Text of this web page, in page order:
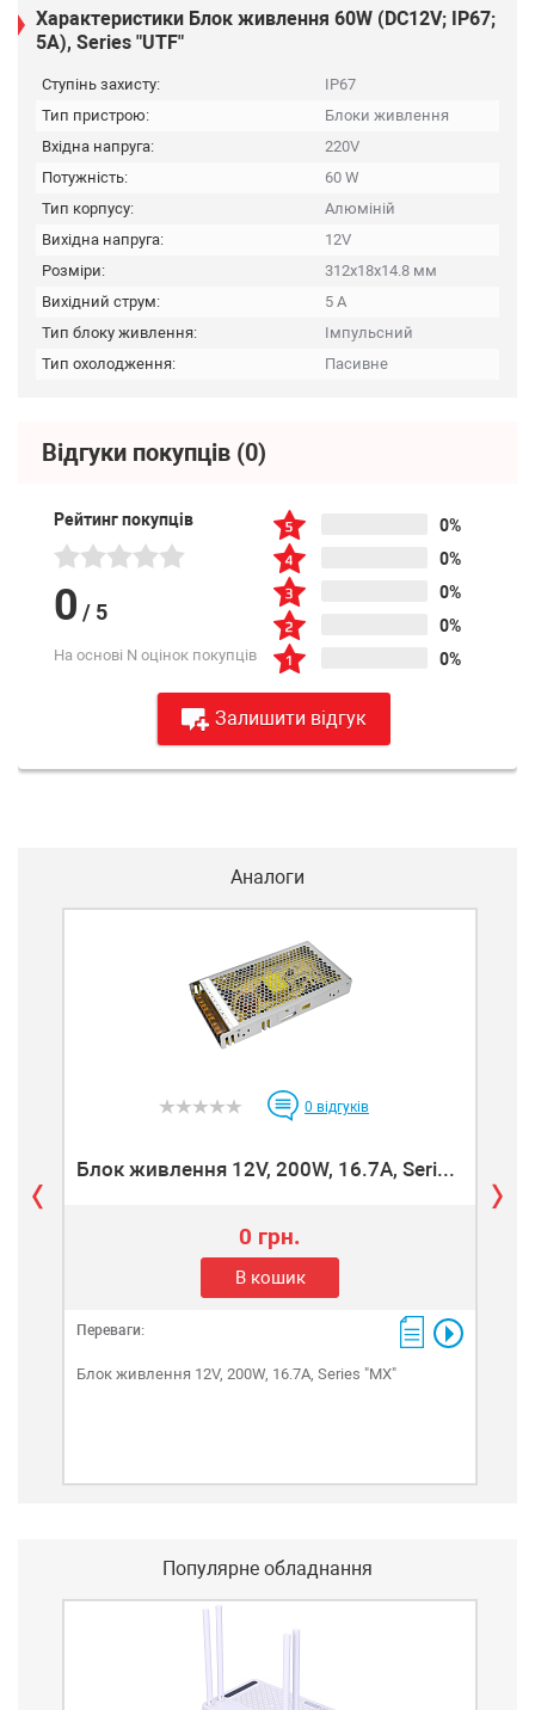
Характеристики Блок живлення 60W (DC12V; IP67;
5А), Series "UTF"
Ступінь захисту:
IP67
Тип пристрою:
Блоки живлення
Вхідна напруга:
220V
Потужність:
60 W
Тип корпусу:
Алюміній
Вихідна напруга:
12V
Розміри:
312x18x14.8 мм
Вихідний струм:
5 А
Тип блоку живлення:
Імпульсний
Тип охолодження:
Пасивне
Відгуки покупців (0)
Рейтинг покупців
0 / 5
На основі N оцінок покупців
0%
0%
0%
0%
0%
Залишити відгук
Аналоги
0 відгуків
Блок живлення 12V, 200W, 16.7А, Seri...
0 грн.
В кошик
Переваги:
Блок живлення 12V, 200W, 16.7А, Series "MX"
Популярне обладнання